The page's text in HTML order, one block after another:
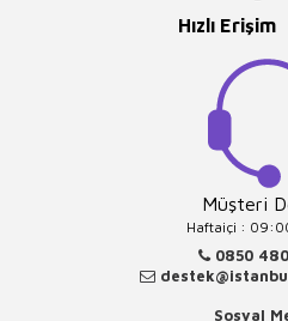
Hızlı Erişim
Müşteri
Haftaiçi :
0850
Sosyal